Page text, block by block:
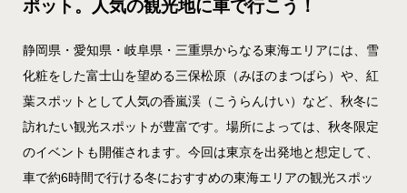
ポット。人気の観光地に車で行こう！
静岡県・愛知県・岐阜県・三重県からなる東海エリアには、雪
化粧をした富士山を望める三保松原（みほのまつばら）や、紅
葉スポットとして人気の香嵐渓（こうらんけい）など、秋冬に
訪れたい観光スポットが豊富です。場所によっては、秋冬限定
のイベントも開催されます。今回は東京を出発地と想定して、
車で約6時間で行ける冬におすすめの東海エリアの観光スポッ